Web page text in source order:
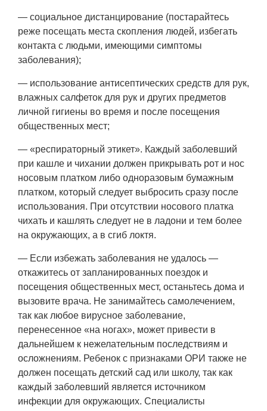
— социальное дистанцирование (постарайтесь
реже посещать места скопления людей, избегать
контакта с людьми, имеющими симптомы
заболевания);
— использование антисептических средств для рук,
влажных салфеток для рук и других предметов
личной гигиены во время и после посещения
общественных мест;
— «респираторный этикет». Каждый заболевший
при кашле и чихании должен прикрывать рот и нос
носовым платком либо одноразовым бумажным
платком, который следует выбросить сразу после
использования. При отсутствии носового платка
чихать и кашлять следует не в ладони и тем более
на окружающих, а в сгиб локтя.
— Если избежать заболевания не удалось —
откажитесь от запланированных поездок и
посещения общественных мест, останьтесь дома и
вызовите врача. Не занимайтесь самолечением,
так как любое вирусное заболевание,
перенесенное «на ногах», может привести в
дальнейшем к нежелательным последствиям и
осложнениям. Ребенок с признаками ОРИ также не
должен посещать детский сад или школу, так как
каждый заболевший является источником
инфекции для окружающих. Специалисты